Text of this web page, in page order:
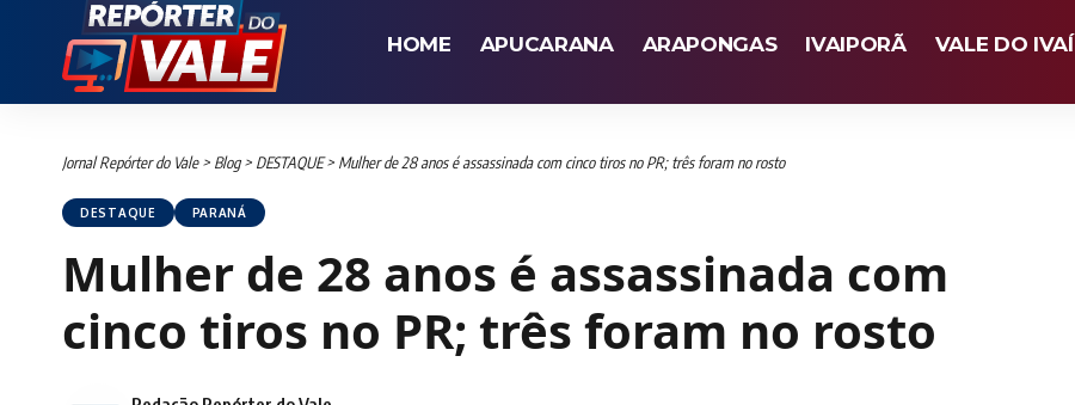
HOME APUCARANA ARAPONGAS IVAIPORÃ VALE DO IVAÍ
Jornal Repórter do Vale> Blog> DESTAQUE> Mulher de 28 anos é assassinada com cinco tiros no PR; três foram no rosto
DESTAQUE PARANÁ
Mulher de 28 anos é assassinada com
cinco tiros no PR; três foram no rosto